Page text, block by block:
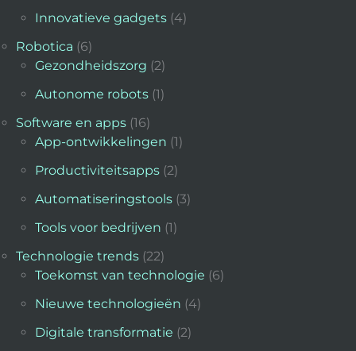
Innovatieve gadgets (4)
Robotica (6)
Gezondheidszorg (2)
Autonome robots (1)
Software en apps (16)
App-ontwikkelingen (1)
Productiviteitsapps (2)
Automatiseringstools (3)
Tools voor bedrijven (1)
Technologie trends (22)
Toekomst van technologie (6)
Nieuwe technologieën (4)
Digitale transformatie (2)